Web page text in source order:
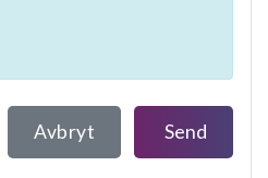
Avbryt